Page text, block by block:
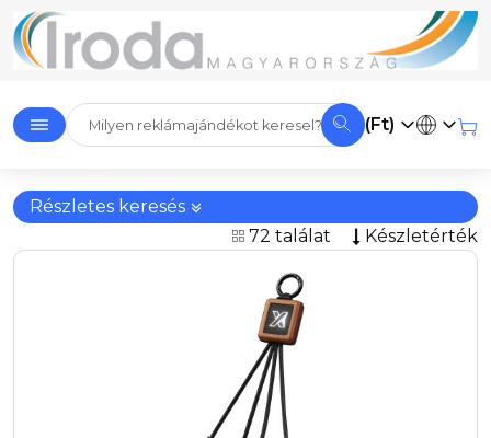
(Ft)
Részletes keresés
72 találat
Készletérték